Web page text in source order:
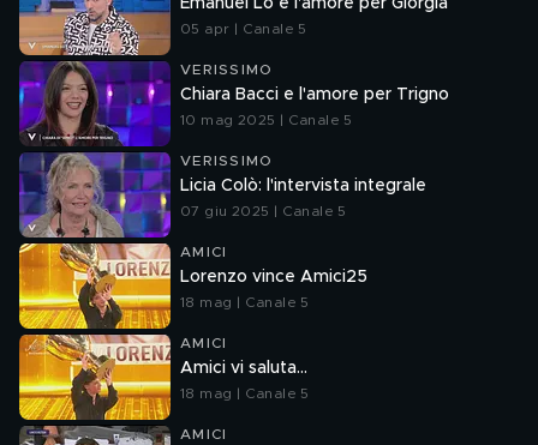
Emanuel Lo e l'amore per Giorgia
05 apr | Canale 5
VERISSIMO
Chiara Bacci e l'amore per Trigno
10 mag 2025 | Canale 5
VERISSIMO
Licia Colò: l'intervista integrale
07 giu 2025 | Canale 5
AMICI
Lorenzo vince Amici25
18 mag | Canale 5
AMICI
Amici vi saluta...
18 mag | Canale 5
AMICI